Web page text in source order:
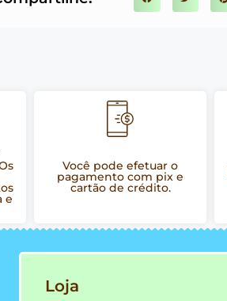
e
Você pode efetuar o
pagamento com pix e
cartão de crédito.
Loja